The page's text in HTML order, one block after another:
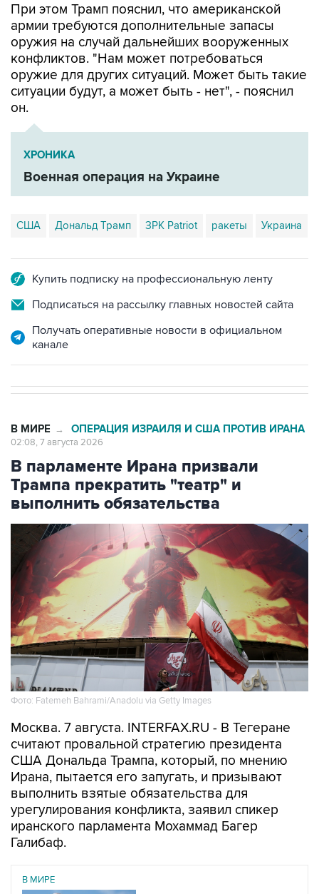
При этом Трамп пояснил, что американской
армии требуются дополнительные запасы
оружия на случай дальнейших вооруженных
конфликтов. "Нам может потребоваться
оружие для других ситуаций. Может быть такие
ситуации будут, а может быть - нет", - пояснил
он.
ХРОНИКА
Военная операция на Украине
США Дональд Трамп ЗРК Patriot ракеты Украина
Купить подписку на профессиональную ленту
Подписаться на рассылку главных новостей сайта
Получать оперативные новости в официальном
канале
В МИРЕ → ОПЕРАЦИЯ ИЗРАИЛЯ И США ПРОТИВ ИРАНА
02:08, 7 августа 2026
В парламенте Ирана призвали
Трампа прекратить "театр" и
выполнить обязательства
Фото: Fatemeh Bahrami/Anadolu via Getty Images
Москва. 7 августа. INTERFAX.RU - В Тегеране
считают провальной стратегию президента
США Дональда Трампа, который, по мнению
Ирана, пытается его запугать, и призывают
выполнить взятые обязательства для
урегулирования конфликта, заявил спикер
иранского парламента Мохаммад Багер
Галибаф.
В МИРЕ